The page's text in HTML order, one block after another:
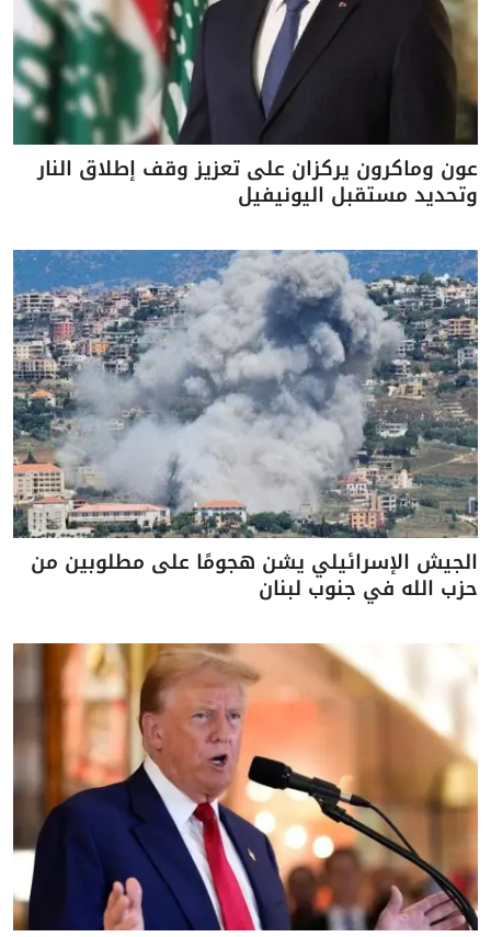
عون وماكرون يركزان على تعزيز وقف إطلاق النار
وتحديد مستقبل اليونيفيل
الجيش الإسرائيلي يشن هجومًا على مطلوبين من
حزب الله في جنوب لبنان